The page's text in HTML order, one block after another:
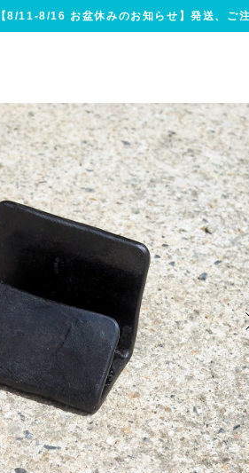
【8/11-8/16 お盆休みのお知らせ】発送、ご